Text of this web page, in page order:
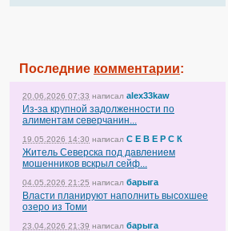
Последние комментарии:
20.06.2026 07:33 написал alex33kaw
Из-за крупной задолженности по
алиментам северчанин...
19.05.2026 14:30 написал С Е В Е Р С К
Житель Северска под давлением
мошенников вскрыл сейф...
04.05.2026 21:25 написал барыга
Власти планируют наполнить высохшее
озеро из Томи
23.04.2026 21:39 написал барыга